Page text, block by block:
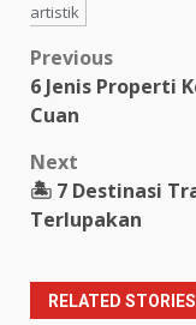
artistik
Post
navigation
Previous
6 Jenis Properti
Cuan
Next
🏝️ 7 Destinasi
Terlupakan
RELATED STORIES